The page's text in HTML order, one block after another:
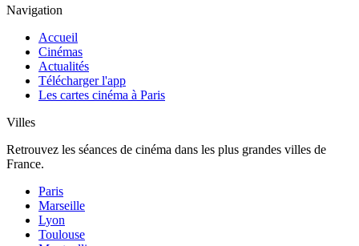
Navigation
Accueil
Cinémas
Actualités
Télécharger l'app
Les cartes cinéma à Paris
Villes
Retrouvez les séances de cinéma dans les plus grandes villes de
France.
Paris
Marseille
Lyon
Toulouse